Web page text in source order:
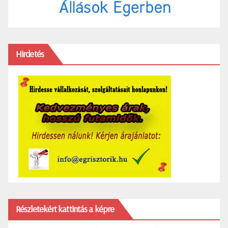
Hirdetés
Részletekért kattintás a képre